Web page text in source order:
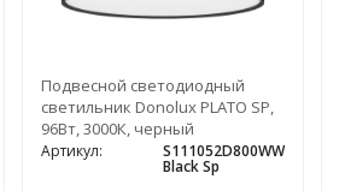
Подвесной светодиодный
светильник Donolux PLATO SP,
96Вт, 3000К, черный
Артикул: S111052D800WW
Black Sp